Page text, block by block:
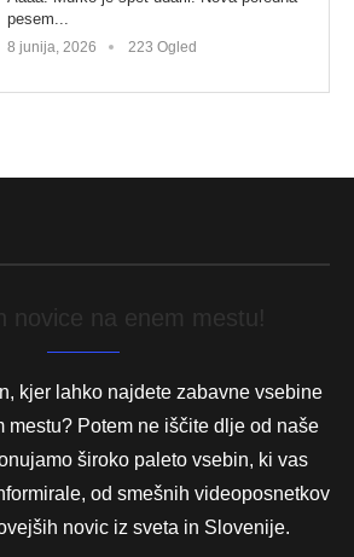
pesem...
8 junija, 2026 223 Ogled
novice na enem mestu!
kjer lahko najdete zabavne vsebine
mestu? Potem ne iščite dlje od naše
široko paleto vsebin, ki vas
od smešnih videoposnetkov
novic iz sveta in Slovenije.